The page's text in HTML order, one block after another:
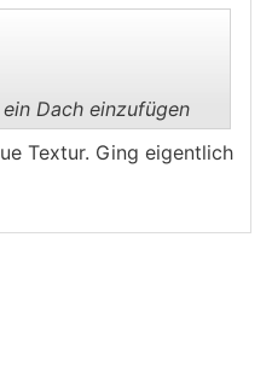
Dach einzufügen
Textur. Ging eigentlich